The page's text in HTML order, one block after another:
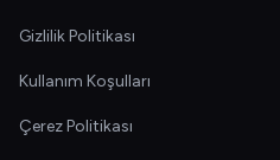
Gizlilik Politikası
Kullanım Koşulları
Çerez Politikası